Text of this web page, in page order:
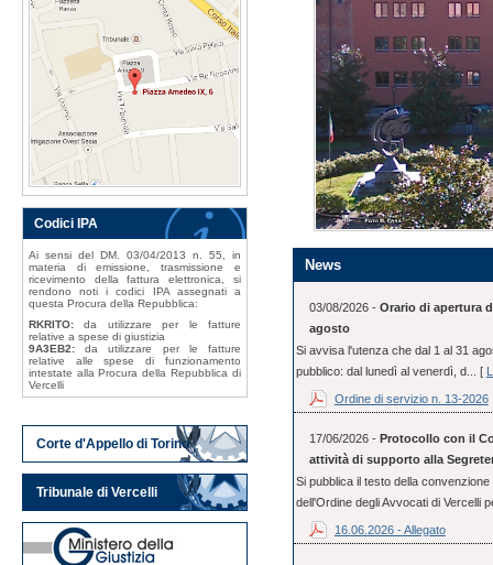
News
03/08/2026 - Orario di apertura
agosto
Si avvisa l'utenza che dal 1 al 31
pubblico: dal lunedì al venerdì, d... [
Ordine di servizio n. 13-2026
17/06/2026 - Protocollo con il
attività di supporto alla
Si pubblica il testo della
dell'Ordine degli Avvocati di Vercelli
16.06.2026 - Allegato
Codici IPA
Ai sensi del DM. 03/04/2013 n. 55, in
materia di emissione, trasmissione e
ricevimento della fattura elettronica, si
rendono noti i codici IPA assegnati a
questa Procura della Repubblica:
RKRITO:da utilizzare per le fatture
relative a spese di giustizia
9A3EB2:da utilizzare per le fatture
relative alle spese di funzionamento
intestate alla Procura della Repubblica di
Vercelli
Corte d'Appello di Torino
Tribunale di Vercelli